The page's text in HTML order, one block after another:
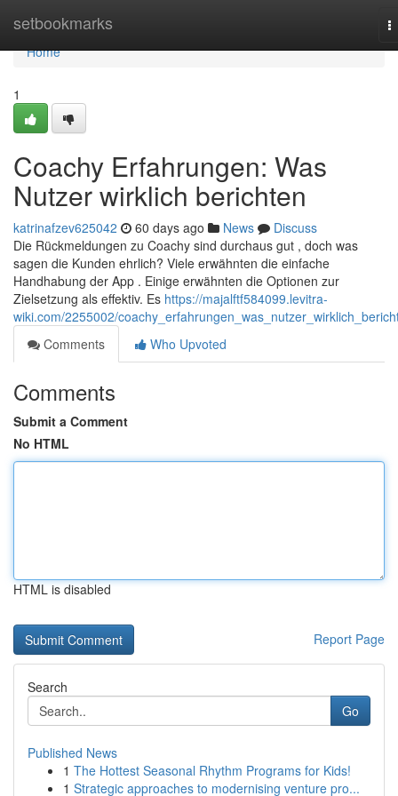
setbookmarks
Home
Home
1
Coachy Erfahrungen: Was
Nutzer wirklich berichten
katrinafzev625042 60 days ago News
Discuss
Die Rückmeldungen zu Coachy sind durchaus gut , doch was
sagen die Kunden ehrlich? Viele erwähnten die einfache
Handhabung der App . Einige erwähnten die Optionen zur
Zielsetzung als effektiv. Es https://majalftf584099.levitra-
wiki.com/2255002/
Comments
Who Upvoted
Comments
Submit a Comment
No HTML
HTML is disabled
Report Page
Search
Go
Published News
1 The Hottest Seasonal Rhythm Programs for Kids!
1 Strategic approaches to modernising venture pro...